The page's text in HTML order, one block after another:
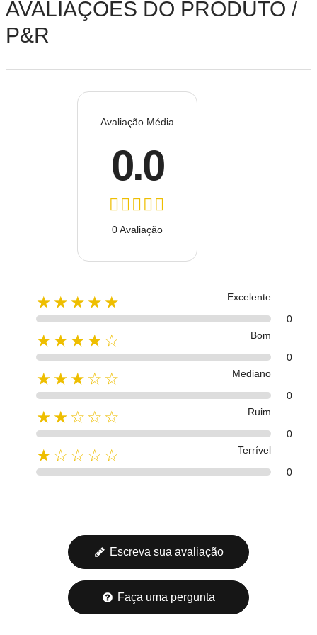
AVALIAÇÕES DO PRODUTO /
P&R
Avaliação Média
0.0
0 Avaliação
★★★★★
Excelente
0
★★★★☆
Bom
0
★★★☆☆
Mediano
0
★★☆☆☆
Ruim
0
★☆☆☆☆
Terrível
0
Escreva sua avaliação
Faça uma pergunta